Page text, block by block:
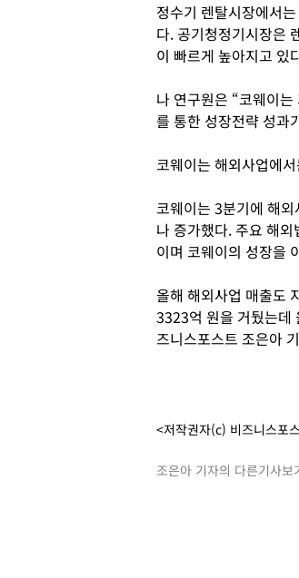
정수기 렌탈시장에서
다. 공기청정기시장은
이 빠르게 높아지고 있
나 연구원은 “코웨이
를 통한 성장전략 성과
코웨이는 해외사업에
코웨이는 3분기에 해
나 증가했다. 주요 해
이며 코웨이의 성장을
올해 해외사업 매출도
3323억 원을 거뒀는데
즈니스포스트 조은아
<저작권자(c) 비즈니스포
조은아 기자의 다른기사보